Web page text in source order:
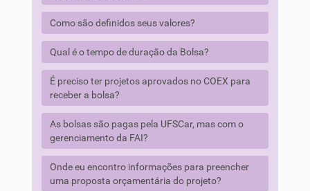
Como são definidos seus valores?
Qual é o tempo de duração da Bolsa?
É preciso ter projetos aprovados no COEX para
receber a bolsa?
As bolsas são pagas pela UFSCar, mas com o
gerenciamento da FAI?
Onde eu encontro informações para preencher
uma proposta orçamentária do projeto?